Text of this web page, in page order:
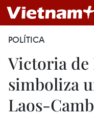
POLÍTICA
Victoria de
simboliza
Laos-